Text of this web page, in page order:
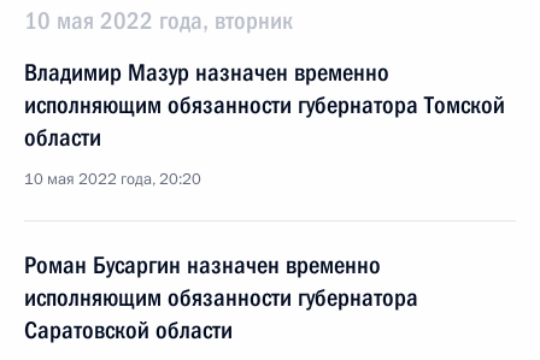
10 мая 2022 года, вторник
Владимир Мазур назначен временно
исполняющим обязанности губернатора Томской
области
10 мая 2022 года, 20:20
Роман Бусаргин назначен временно
исполняющим обязанности губернатора
Саратовской области